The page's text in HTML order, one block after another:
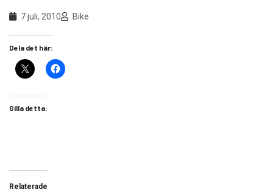
7 juli, 2010 Bike
Dela det här:
Gilla detta:
Relaterade